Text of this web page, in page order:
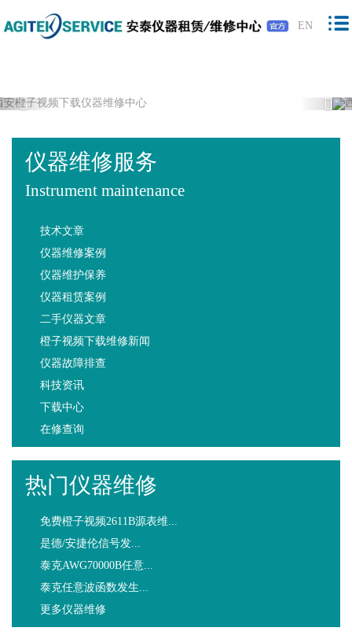
橙子视频下载,橙子视频软件,免费橙子视
频,橙子视频最新版下载
EN
Previous
仪器维修服务
Instrument maintenance
技术文章
仪器维修案例
仪器维护保养
仪器租赁案例
二手仪器文章
橙子视频下载维修新闻
仪器故障排查
科技资讯
下载中心
在修查询
热门仪器维修
免费橙子视频2611B源表维...
是德/安捷伦信号发...
泰克AWG70000B任意...
泰克任意波函数发生...
更多仪器维修